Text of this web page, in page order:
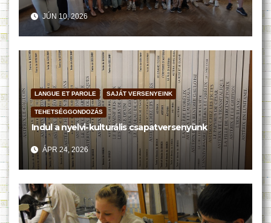
JÚN 10, 2026
LANGUE ET PAROLE SAJÁT VERSENYEINK
TEHETSÉGGONDOZÁS
Indul a nyelvi-kulturális csapatversenyünk
ÁPR 24, 2026